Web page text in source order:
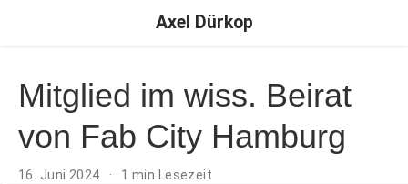
Axel Dürkop
Mitglied im wiss. Beirat
von Fab City Hamburg
16. Juni 2024 1 min Lesezeit